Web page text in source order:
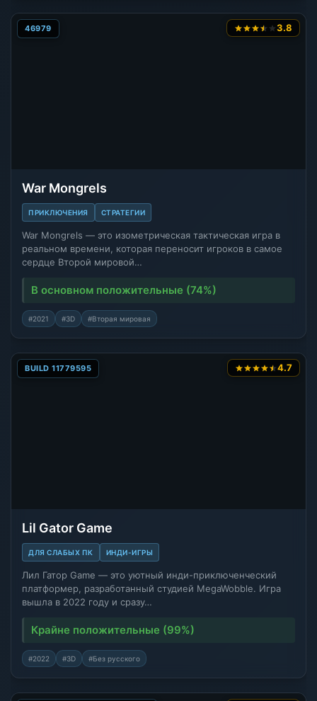
46979 3.8
War Mongrels
ПРИКЛЮЧЕНИЯ СТРАТЕГИИ
War Mongrels — это изометрическая тактическая игра в
реальном времени, которая переносит игроков в самое
сердце Второй мировой…
В основном положительные (74%)
#2021 #3D #Вторая мировая
BUILD 11779595 4.7
Lil Gator Game
ДЛЯ СЛАБЫХ ПК ИНДИ-ИГРЫ
Лил Гатор Game — это уютный инди-приключенческий
платформер, разработанный студией MegaWobble. Игра
вышла в 2022 году и сразу…
Крайне положительные (99%)
#2022 #3D #Без русского